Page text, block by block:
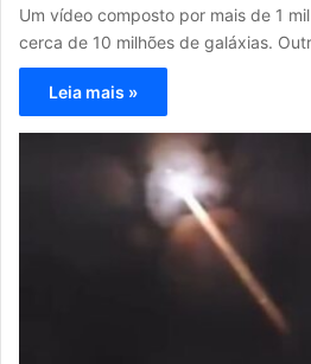
Um vídeo composto por mais de 1
cerca de 10 milhões de galáxias.
Leia mais »